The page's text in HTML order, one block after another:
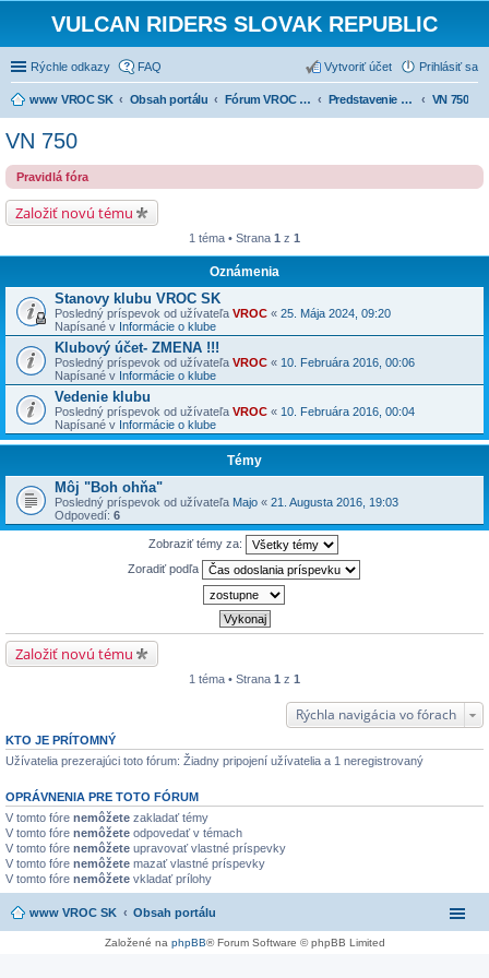
VULCAN RIDERS SLOVAK REPUBLIC
Rýchle odkazy FAQ Prihlásiť sa
Vytvoriť účet
www VROC SK Obsah portálu Fórum VROC SK Predstavenie strojov VN 750
VN 750
Pravidlá fóra
Založiť novú tému
1 téma • Strana 1 z 1
Oznámenia
Stanovy klubu VROC SK
Posledný príspevok od užívateľa VROC « 25. Mája 2024, 09:20
Napísané v Informácie o klube
Klubový účet- ZMENA !!!
Posledný príspevok od užívateľa VROC « 10. Februára 2016, 00:06
Napísané v Informácie o klube
Vedenie klubu
Posledný príspevok od užívateľa VROC « 10. Februára 2016, 00:04
Napísané v Informácie o klube
Témy
Môj "Boh ohňa"
Posledný príspevok od užívateľa Majo « 21. Augusta 2016, 19:03
Odpovedí: 6
Zobraziť témy za:
Zoradiť podľa
Založiť novú tému
1 téma • Strana 1 z 1
Rýchla navigácia vo fórach
KTO JE PRÍTOMNÝ
Užívatelia prezerajúci toto fórum: Žiadny pripojení užívatelia a 1 neregistrovaný
OPRÁVNENIA PRE TOTO FÓRUM
V tomto fóre nemôžete zakladať témy
V tomto fóre nemôžete odpovedať v témach
V tomto fóre nemôžete upravovať vlastné príspevky
V tomto fóre nemôžete mazať vlastné príspevky
V tomto fóre nemôžete vkladať prílohy
www VROC SK Obsah portálu
Založené na phpBB® Forum Software © phpBB Limited